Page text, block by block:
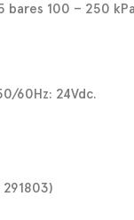
bares 100 – 250 kPa
60Hz: 24Vdc.